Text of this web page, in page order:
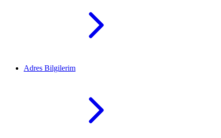
Adres Bilgilerim